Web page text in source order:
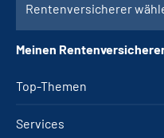
Top-Themen
Services
Rentenversicherer
Meinen